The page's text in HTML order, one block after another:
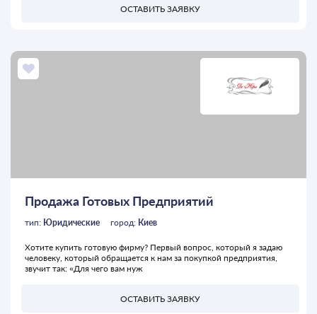
ОСТАВИТЬ ЗАЯВКУ
Продажа Готовых Предприятий
тип: Юридические город: Киев
Хотите купить готовую фирму? Первый вопрос, который я задаю
человеку, который обращается к нам за покупкой предприятия,
звучит так: «Для чего вам нуж
ОСТАВИТЬ ЗАЯВКУ